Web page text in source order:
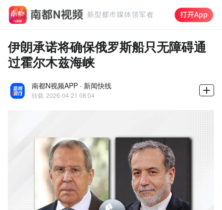
伊朗承诺将确保俄罗斯船只无障碍通
过霍尔木兹海峡
南都N视频APP · 新闻快线
转载 2026-04-21 08:04